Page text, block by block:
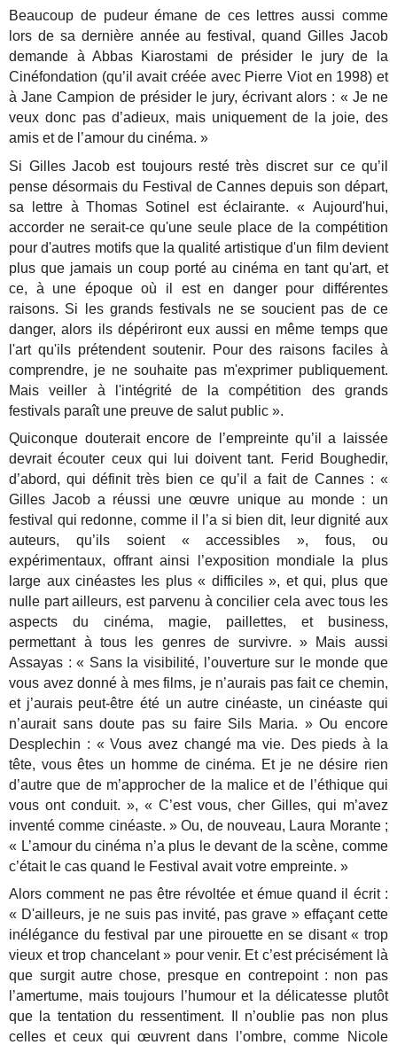
Beaucoup de pudeur émane de ces lettres aussi comme
lors de sa dernière année au festival, quand Gilles Jacob
demande à Abbas Kiarostami de présider le jury de la
Cinéfondation (qu’il avait créée avec Pierre Viot en 1998) et
à Jane Campion de présider le jury, écrivant alors : « Je ne
veux donc pas d’adieux, mais uniquement de la joie, des
amis et de l’amour du cinéma. »
Si Gilles Jacob est toujours resté très discret sur ce qu’il
pense désormais du Festival de Cannes depuis son départ,
sa lettre à Thomas Sotinel est éclairante. « Aujourd'hui,
accorder ne serait-ce qu'une seule place de la compétition
pour d'autres motifs que la qualité artistique d'un film devient
plus que jamais un coup porté au cinéma en tant qu'art, et
ce, à une époque où il est en danger pour différentes
raisons. Si les grands festivals ne se soucient pas de ce
danger, alors ils dépériront eux aussi en même temps que
l'art qu'ils prétendent soutenir. Pour des raisons faciles à
comprendre, je ne souhaite pas m'exprimer publiquement.
Mais veiller à l'intégrité de la compétition des grands
festivals paraît une preuve de salut public ».
Quiconque douterait encore de l’empreinte qu’il a laissée
devrait écouter ceux qui lui doivent tant. Ferid Boughedir,
d’abord, qui définit très bien ce qu’il a fait de Cannes : «
Gilles Jacob a réussi une œuvre unique au monde : un
festival qui redonne, comme il l’a si bien dit, leur dignité aux
auteurs, qu’ils soient « accessibles », fous, ou
expérimentaux, offrant ainsi l’exposition mondiale la plus
large aux cinéastes les plus « difficiles », et qui, plus que
nulle part ailleurs, est parvenu à concilier cela avec tous les
aspects du cinéma, magie, paillettes, et business,
permettant à tous les genres de survivre. » Mais aussi
Assayas : « Sans la visibilité, l’ouverture sur le monde que
vous avez donné à mes films, je n’aurais pas fait ce chemin,
et j’aurais peut-être été un autre cinéaste, un cinéaste qui
n’aurait sans doute pas su faire Sils Maria. » Ou encore
Desplechin : « Vous avez changé ma vie. Des pieds à la
tête, vous êtes un homme de cinéma. Et je ne désire rien
d’autre que de m’approcher de la malice et de l’éthique qui
vous ont conduit. », « C’est vous, cher Gilles, qui m’avez
inventé comme cinéaste. » Ou, de nouveau, Laura Morante ;
« L’amour du cinéma n’a plus le devant de la scène, comme
c’était le cas quand le Festival avait votre empreinte. »
Alors comment ne pas être révoltée et émue quand il écrit :
« D'ailleurs, je ne suis pas invité, pas grave » effaçant cette
inélégance du festival par une pirouette en se disant « trop
vieux et trop chancelant » pour venir. Et c’est précisément là
que surgit autre chose, presque en contrepoint : non pas
l’amertume, mais toujours l’humour et la délicatesse plutôt
que la tentation du ressentiment. Il n’oublie pas non plus
celles et ceux qui œuvrent dans l’ombre, comme Nicole